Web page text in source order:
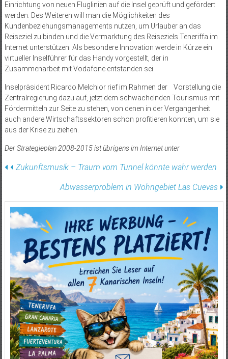
Einrichtung von neuen Fluglinien auf die Insel geprüft und gefördert
werden. Des Weiteren will man die Möglichkeiten des
Kundenbeziehungsmanagements nutzen, um Urlauber an das
Reiseziel zu binden und die Vermarktung des Reiseziels Teneriffa im
Internet unterstützen. Als besondere Innovation werde in Kürze ein
virtueller Inselführer für das Handy vorgestellt, der in
Zusammenarbeit mit Vodafone entstanden sei.
Inselpräsident Ricardo Melchior rief im Rahmen der Vorstellung die
Zentralregierung dazu auf, jetzt dem schwächelnden Tourismus mit
Fördermitteln zur Seite zu stehen, von denen in der Vergangenheit
auch andere Wirtschaftssektoren schon profitieren konnten, um sie
aus der Krise zu ziehen.
Der Strategieplan 2008-2015 ist übrigens im Internet unter
Beitragsnavigation
Zukunftsmusik – Traum vom Tunnel könnte wahr werden
Abwasser­problem in Wohngebiet Las Cuevas